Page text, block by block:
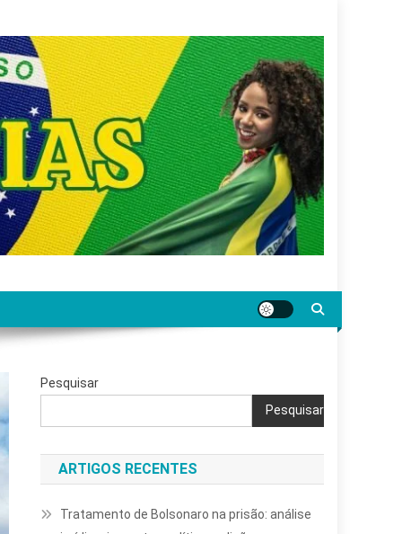
Pesquisar
Pesquisar
ARTIGOS RECENTES
Tratamento de Bolsonaro na prisão: análise